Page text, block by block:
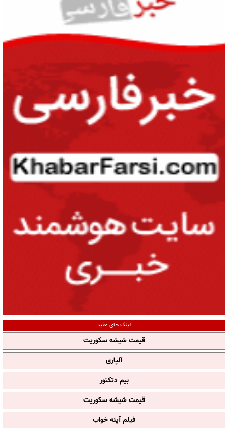
لینک های مفید
قیمت شیشه سکوریت
آلپاری
بیم دتکتور
قیمت شیشه سکوریت
فیلم آپنه خواب